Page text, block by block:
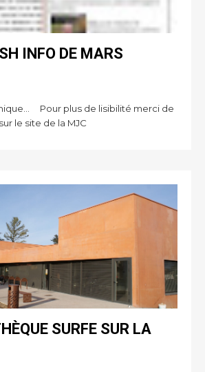
INFO DE MARS
Pour plus de lisibilité merci de
le site de la MJC
SURFE SUR LA